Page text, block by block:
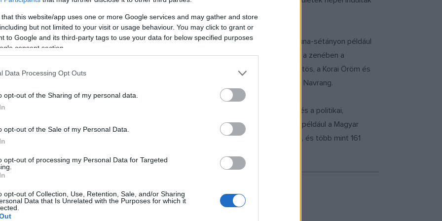
that this website/app uses one or more Google services and may gather and store
but not limited to your visit or usage behaviour. You may click to grant or
to Google and its third-party tags to use your data for below specified purposes
consent section.
Data Processing Opt Outs
opt-out of the Sharing of my personal data.
opt-out of the Sale of my Personal Data.
opt-out of processing my Personal Data for Targeted
opt-out of Collection, Use, Retention, Sale, and/or Sharing
Data that Is Unrelated with the Purposes for which it
zenéig egy sor különböző oldalról mutatkoznak be egymásnak a régió lakói. Az ulmi Duna-sétányon például
száz kézműves érkezett munkáival a folyó térségéből. A magyar jelenlét az idén a zenében a
Liszt Ferenc Zeneművészeti Egyetemen szerveződött Brass in the Five fúvósötös, a Korai Öröm és
Fókatelep, amelyben
énekel, és az elektronikus világzenét játszó Navrang.
látogatót várnak. A rendezvény célja, hogy a Duna-régiót az európai sokszínűség és a politikai,
mutassa be. Magyar művészek a kezdetektől szerepelnek a fesztiválon, 2008-ban például a Magyar
ulmi dómban, amely a világ legnagyobb gótikus stílusban épült evangélikus temploma, és több mint 161